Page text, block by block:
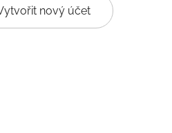
nový účet